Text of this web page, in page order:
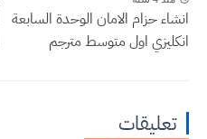
انشاء حزام الامان الوحدة السابعة
انكليزي اول متوسط مترجم
تعليقات